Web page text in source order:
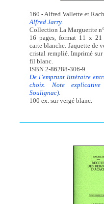
160 - Alfred Vallette et
Alfred Jarry.
Collection La Marguerite
16 pages, format 11 x 21
carte blanche. Jaquette de
cristal remplié. Imprimé sur
fil blanc.
ISBN 2-86288-306-9.
De l’emprunt littéraire
choix. Note
Soulignac).
100 ex. sur vergé blanc.